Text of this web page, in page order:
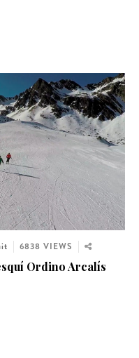
6838 VIEWS
Ordino Arcalís